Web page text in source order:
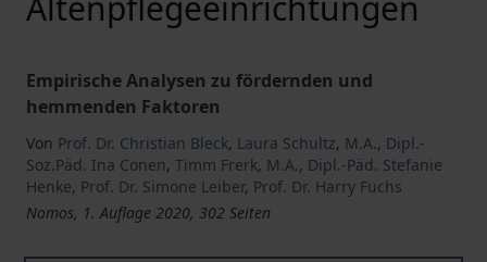
Empirische Analysen zu fördernden und
hemmenden Faktoren
Von Prof. Dr. Christian Bleck, Laura Schultz, M.A., Dipl.-
Soz.Päd. Ina Conen, Timm Frerk, M.A., Dipl.-Päd. Stefanie
Henke, Prof. Dr. Simone Leiber, Prof. Dr. Harry Fuchs
Nomos, 1. Auflage 2020, 302 Seiten